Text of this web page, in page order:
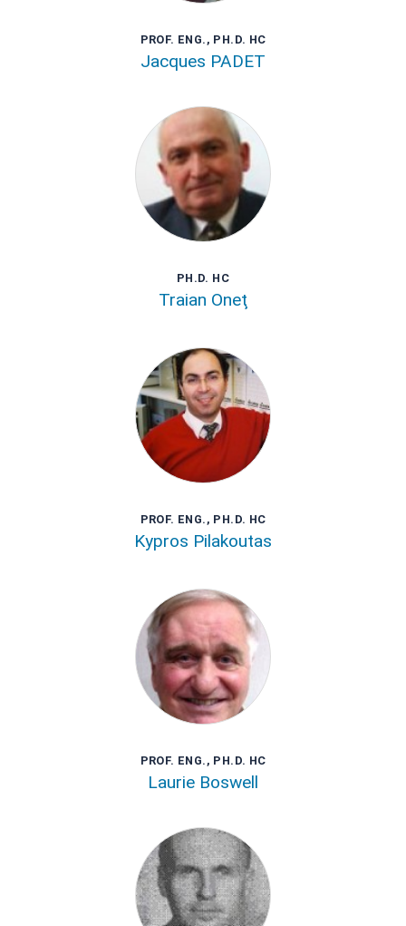
PROF. ENG., PH.D. HC
Jacques PADET
PH.D. HC
Traian Oneţ
PROF. ENG., PH.D. HC
Kypros Pilakoutas
PROF. ENG., PH.D. HC
Laurie Boswell